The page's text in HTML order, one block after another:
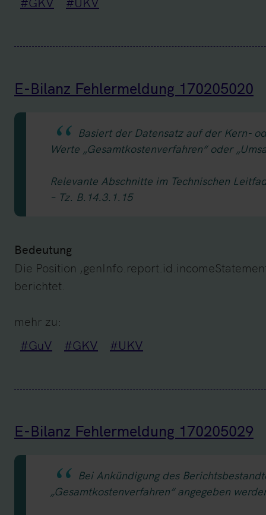
E-Bilanz Fehlermeldung 170205020
Basiert der Datensatz auf der Kern-
Werte „Gesamtkostenverfahren“ oder
Relevante Abschnitte im Technischen
– Tz. B.14.3.1.15
Bedeutung
Die Position
berichtet.
mehr zu:
#GuV
#GKV #UKV
E-Bilanz Fehlermeldung 170205029
Bei Ankündigung des
„Gesamtkostenverfahren“ angegeben